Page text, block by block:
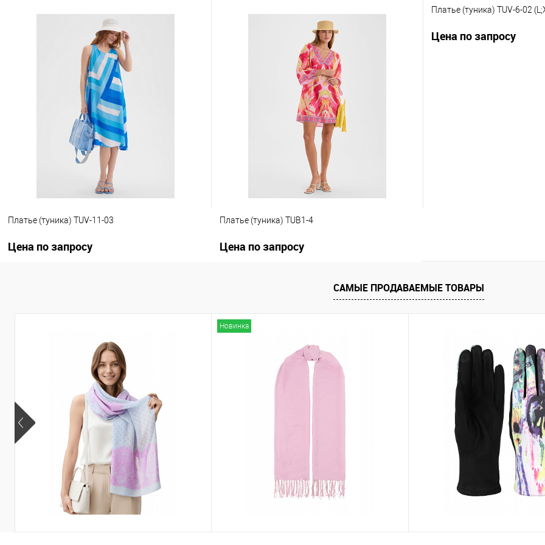
Запросить цену
Другие варианты товара
Запросить цену
В избранное
Другие варианты товара
Платье (туника) TUV-6-02
Цена по запросу
Платье (туника) TUV-11-03
Цена по запросу
К сравнению В избранное
Платье (туника) TUB1-4
Цена по запросу
Запросить цену
К сравнению В избранное
Другие варианты товара
САМЫЕ ПРОДАВАЕМЫЕ ТОВАРЫ
Новинка